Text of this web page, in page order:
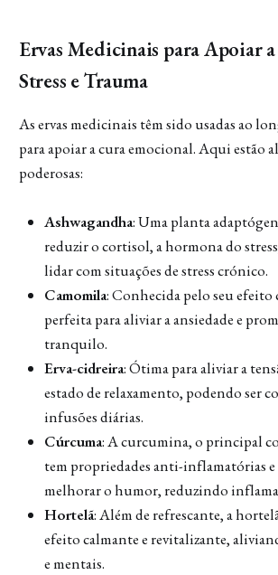
Ervas Medicinais para Apoiar
Stress e Trauma
As ervas medicinais têm sido usadas ao
para apoiar a cura emocional. Aqui estão
poderosas:
Ashwagandha: Uma planta
reduzir o cortisol, a hormona do
lidar com situações de stress crónico.
Camomila: Conhecida pelo seu efeito
perfeita para aliviar a ansiedade e
tranquilo.
Erva-cidreira: Ótima para aliviar a
estado de relaxamento, podendo ser
infusões diárias.
Cúrcuma: A curcumina, o principal
tem propriedades anti-inflamatórias e
melhorar o humor, reduzindo
Hortelã: Além de refrescante, a
efeito calmante e revitalizante,
e mentais.